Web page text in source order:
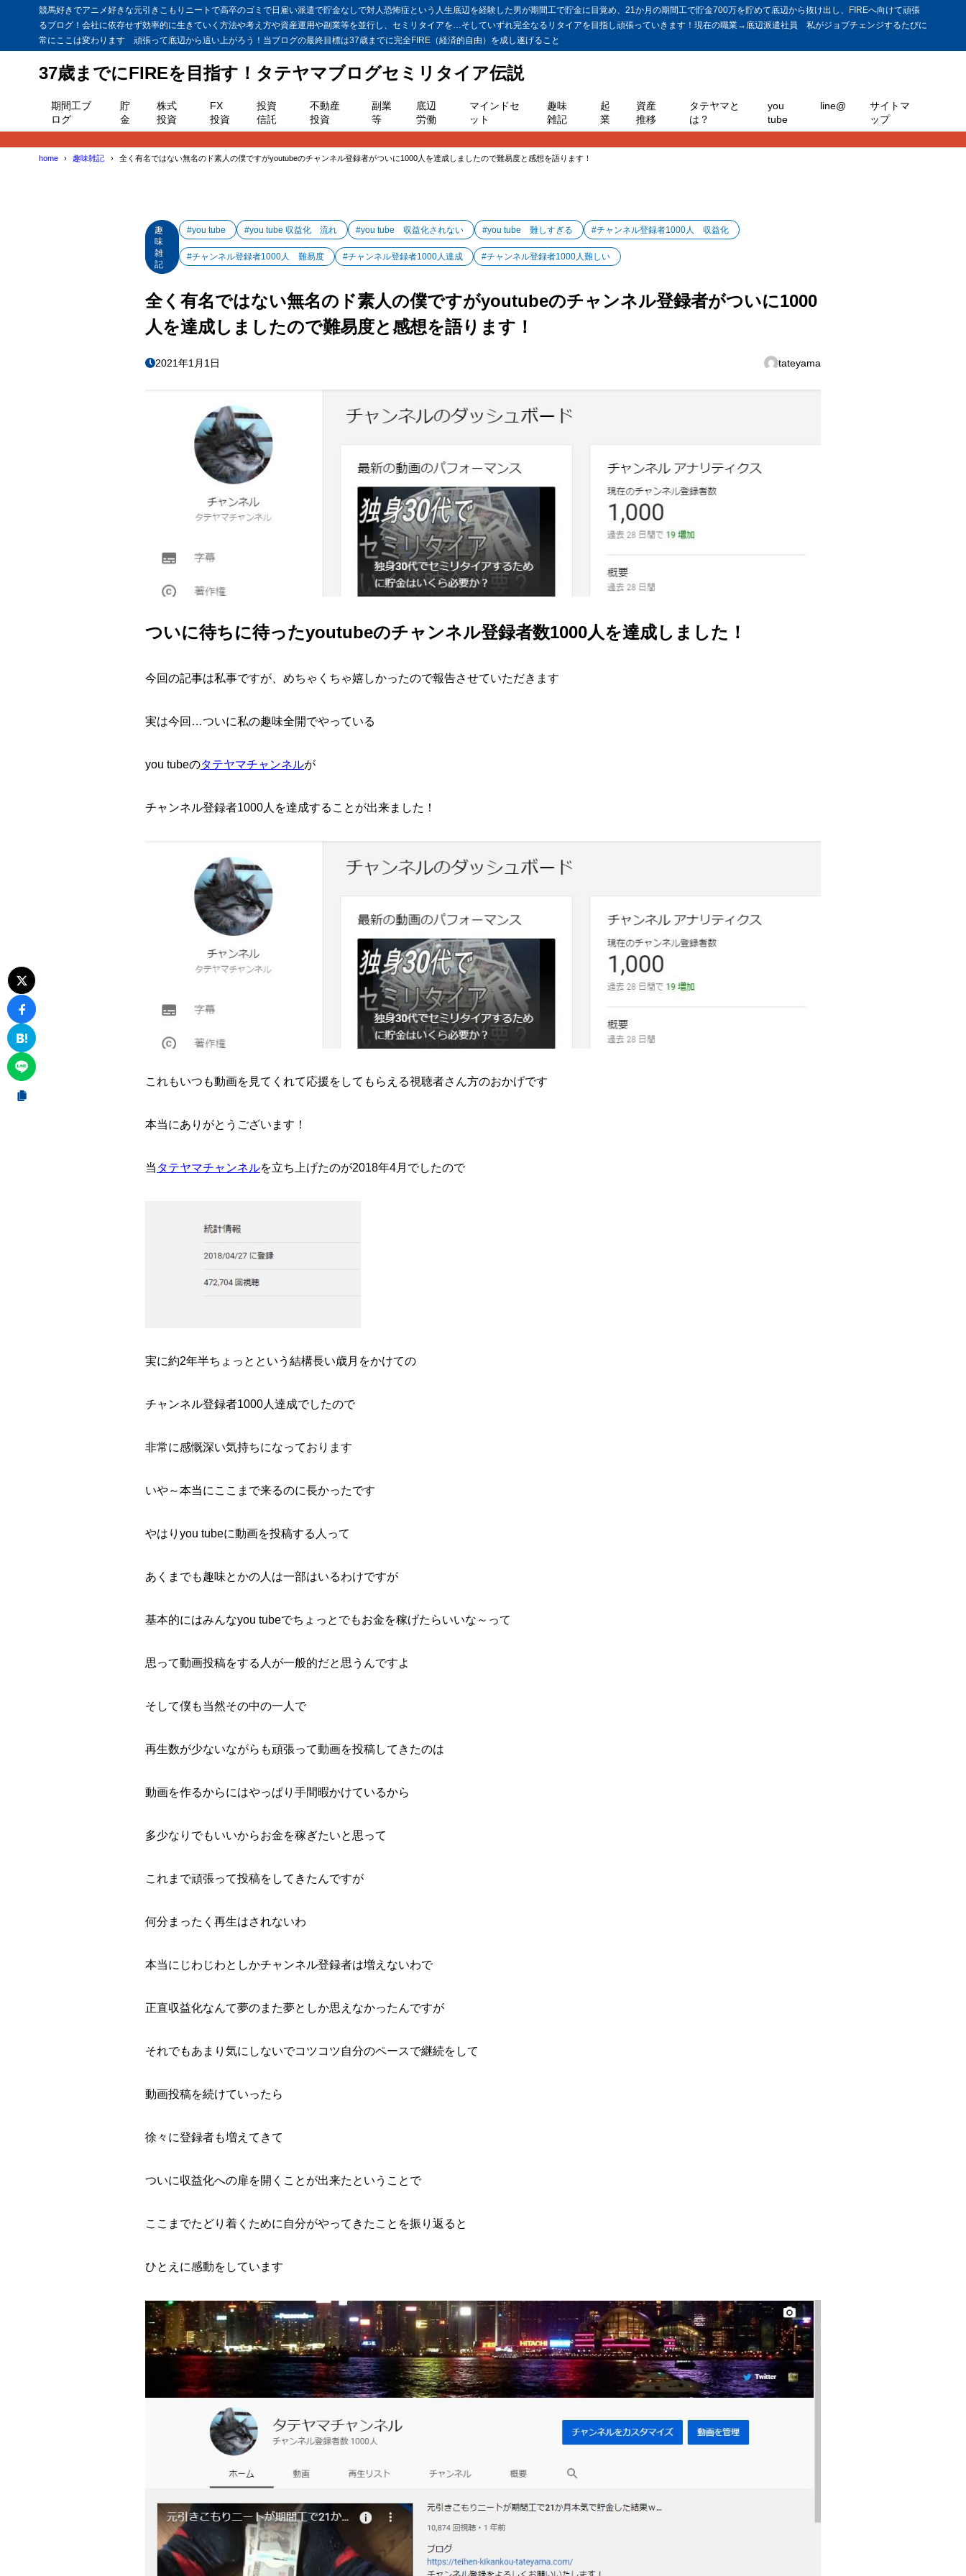
競馬好きでアニメ好きな元引きこもりニートで高卒のゴミで日雇い派遣で貯金なしで対人恐怖症という人生底辺を経験した男が期間工で貯金に目覚め、21か月の期間工で貯金700万を貯めて底辺から抜け出し、FIREへ向けて頑張
るブログ！会社に依存せず効率的に生きていく方法や考え方や資産運用や副業等を並行し、セミリタイアを…そしていずれ完全なるリタイアを目指し頑張っていきます！現在の職業→底辺派遣社員 私がジョブチェンジするたびに
常にここは変わります 頑張って底辺から這い上がろう！当ブログの最終目標は37歳までに完全FIRE（経済的自由）を成し遂げること
37歳までにFIREを目指す！タテヤマブログセミリタイア伝説
期間工ブ
ログ
貯
金
株式
投資
FX
投資
投資
信託
不動産
投資
副業
等
底辺
労働
マインドセ
ット
趣味
雑記
起
業
資産
推移
タテヤマと
は？
you
tube
line@
サイトマ
ップ
home 趣味雑記 全く有名ではない無名のド素人の僕ですがyoutubeのチャンネル登録者がついに1000人を達成しましたので難易度と感想を語ります！
趣
味
雑
記
#you tube #you tube 収益化 流れ #you tube 収益化されない #you tube 難しすぎる #チャンネル登録者1000人 収益化
#チャンネル登録者1000人 難易度 #チャンネル登録者1000人達成 #チャンネル登録者1000人難しい
全く有名ではない無名のド素人の僕ですがyoutubeのチャンネル登録者がついに1000
人を達成しましたので難易度と感想を語ります！
2021年1月1日 tateyama
ついに待ちに待ったyoutubeのチャンネル登録者数1000人を達成しました！
今回の記事は私事ですが、めちゃくちゃ嬉しかったので報告させていただきます
実は今回…ついに私の趣味全開でやっている
you tubeのタテヤマチャンネルが
チャンネル登録者1000人を達成することが出来ました！
これもいつも動画を見てくれて応援をしてもらえる視聴者さん方のおかげです
本当にありがとうございます！
当 タテヤマチャンネルを立ち上げたのが2018年4月でしたので
実に約2年半ちょっとという結構長い歳月をかけての
チャンネル登録者1000人達成でしたので
非常に感慨深い気持ちになっております
いや～本当にここまで来るのに長かったです
やはりyou tubeに動画を投稿する人って
あくまでも趣味とかの人は一部はいるわけですが
基本的にはみんなyou tubeでちょっとでもお金を稼げたらいいな～って
思って動画投稿をする人が一般的だと思うんですよ
そして僕も当然その中の一人で
再生数が少ないながらも頑張って動画を投稿してきたのは
動画を作るからにはやっぱり手間暇かけているから
多少なりでもいいからお金を稼ぎたいと思って
これまで頑張って投稿をしてきたんですが
何分まったく再生はされないわ
本当にじわじわとしかチャンネル登録者は増えないわで
正直収益化なんて夢のまた夢としか思えなかったんですが
それでもあまり気にしないでコツコツ自分のペースで継続をして
動画投稿を続けていったら
徐々に登録者も増えてきて
ついに収益化への扉を開くことが出来たということで
ここまでたどり着くために自分がやってきたことを振り返ると
ひとえに感動をしています